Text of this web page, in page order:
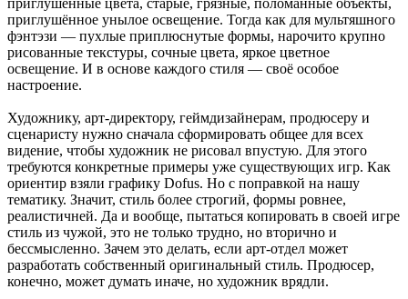
приглушённые цвета, старые, грязные, поломанные объекты,
приглушённое унылое освещение. Тогда как для мультяшного
фэнтэзи — пухлые приплюснутые формы, нарочито крупно
рисованные текстуры, сочные цвета, яркое цветное
освещение. И в основе каждого стиля — своё особое
настроение.
Художнику, арт-директору, геймдизайнерам, продюсеру и
сценаристу нужно сначала сформировать общее для всех
видение, чтобы художник не рисовал впустую. Для этого
требуются конкретные примеры уже существующих игр. Как
ориентир взяли графику Dofus. Но с поправкой на нашу
тематику. Значит, стиль более строгий, формы ровнее,
реалистичней. Да и вообще, пытаться копировать в своей игре
стиль из чужой, это не только трудно, но вторично и
бессмысленно. Зачем это делать, если арт-отдел может
разработать собственный оригинальный стиль. Продюсер,
конечно, может думать иначе, но художник врядли.